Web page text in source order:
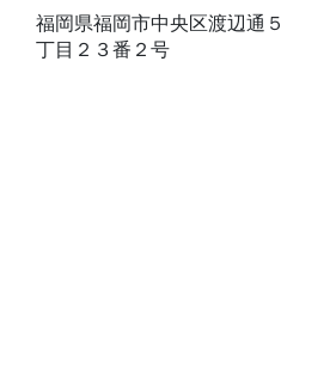
福岡県福岡市中央区渡辺通５
丁目２３番２号